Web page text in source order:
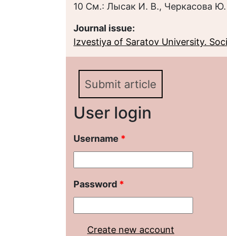
10 См.: Лысак И. В., Черкасова
Journal issue:
Izvestiya of Saratov University.
Submit article
User login
Username *
Password *
Create new account